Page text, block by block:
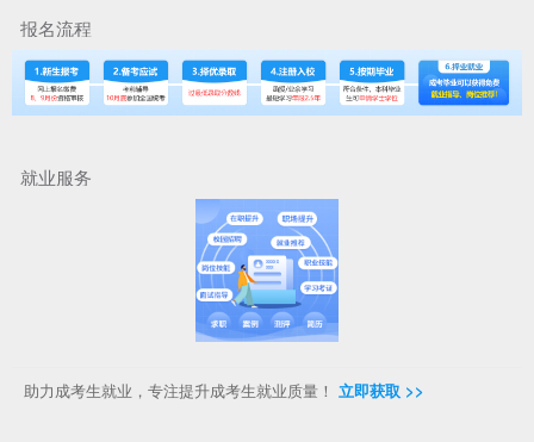
报名流程
就业服务
助力成考生就业，专注提升成考生就业质量！ 立即获取 >>